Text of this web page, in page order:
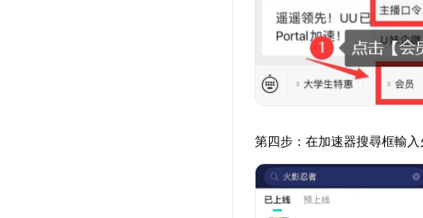
第四步：在加速器搜尋框輸